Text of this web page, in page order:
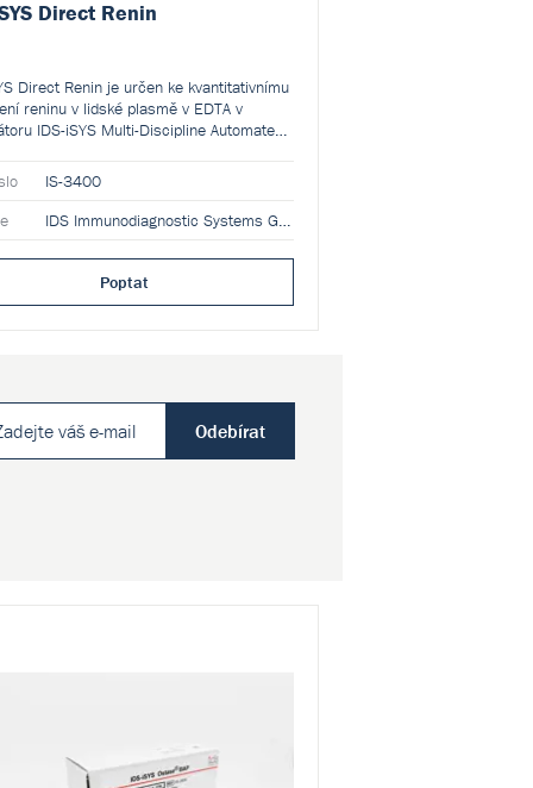
Odebírat
Direct Renin
Direct Renin je určen ke kvantitativnímu
reninu v lidské plasmě v EDTA v
IDS-iSYS Multi-Discipline Automated
a laboratorními údaji k pomoci lékaři
syndromů spojených s hypertenzí.
IS-3400
IDS Immunodiagnostic Systems GmbH
Poptat